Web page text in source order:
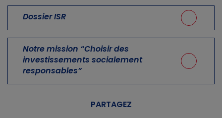
Dossier ISR
Notre mission “Choisir des
investissements socialement
responsables”
PARTAGEZ